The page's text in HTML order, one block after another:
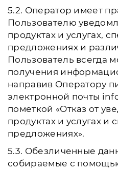
5.2. Оператор имеет
Пользователю
продуктах и услугах,
предложениях и
Пользователь всегда
получения
направив Оператору
электронной почты
пометкой «Отказ от
продуктах и услугах и
предложениях».
5.3. Обезличенные
собираемые с